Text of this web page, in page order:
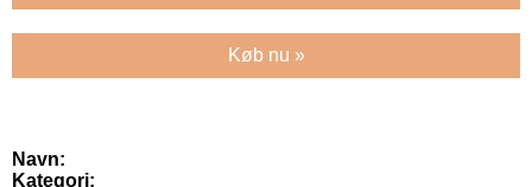
Køb nu »
Navn:
Kategori: